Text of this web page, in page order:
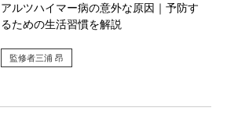
アルツハイマー病の意外な原因｜予防す
るための生活習慣を解説
監修者三浦 昂